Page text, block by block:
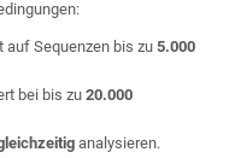
auf Sequenzen bis zu5.000
bei bis zu20.000
analysieren.